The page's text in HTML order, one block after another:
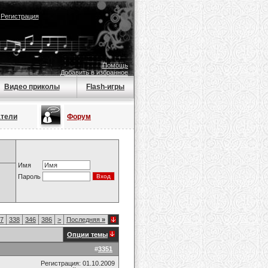
Регистрация
Помощь
Добавить в избранное
Видео приколы Flash-игры
Форум
Имя
Пароль
338 346 386 > Последняя »
Опции темы
#3351
Регистрация: 01.10.2009